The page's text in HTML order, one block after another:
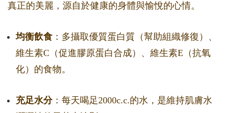
真正的美麗，源自於健康的身體與愉悅的心情。
均衡飲食 ：多攝取優質蛋白質（幫助組織修復）、
維生素C（促進膠原蛋白合成）、維生素E（抗氧
化）的食物。
充足水分：每天喝足2000c.c.的水，是維持肌膚水